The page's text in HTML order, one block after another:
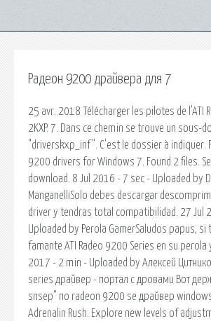
Радеон 9200 драйвера для 7
25 avr. 2018 Télécharger les pilotes de l'ATI
2KXP. 7. Dans ce chemin se trouve un sous-
"driverskxp_inf". C'est le dossier à indiquer.
9200 drivers for Windows 7. Found 2 files.
download. 8 Jul 2016 - 7 sec - Uploaded by
ManganelliSolo debes descargar
driver y tendras total compatibilidad. 27 Jul
Uploaded by Perola GamerSaludos papus, si
famante ATI Radeo 9200 Series en su perola
2017 - 2 min - Uploaded by Алексей
series драйвер - портал с дровами Вот
snsep" по radeon 9200 se драйвер
Adrenalin Rush. Explore new levels of